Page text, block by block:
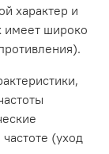
характер и
имеет широко
(уход